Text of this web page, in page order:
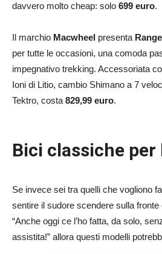
davvero molto cheap: solo 699 euro.
Il marchio Macwheel presenta
per tutte le occasioni, una comoda
impegnativo trekking. Accessoriata
Ioni di Litio, cambio Shimano a 7
Tektro, costa 829,99 euro.
Bici classiche per
Se invece sei tra quelli che vogliono
sentire il sudore scendere sulla fronte
“Anche oggi ce l’ho fatta, da solo,
assistita!” allora questi modelli